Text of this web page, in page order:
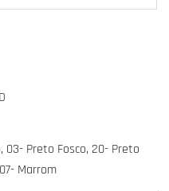
03- Preto Fosco, 20- Preto
Marrom